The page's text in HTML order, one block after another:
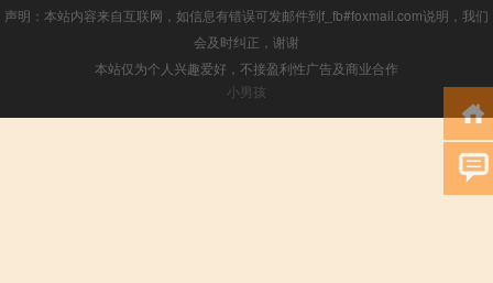
声明：本站内容来自互联网，如信息有错误可发邮件到f_fb#foxmail.com说明，我们
会及时纠正，谢谢
本站仅为个人兴趣爱好，不接盈利性广告及商业合作
小男孩